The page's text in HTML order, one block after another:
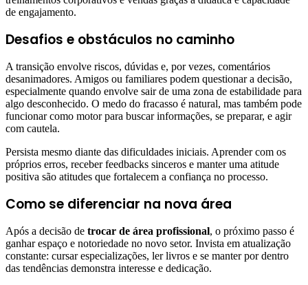
de engajamento.
Desafios e obstáculos no caminho
A transição envolve riscos, dúvidas e, por vezes, comentários
desanimadores. Amigos ou familiares podem questionar a decisão,
especialmente quando envolve sair de uma zona de estabilidade para
algo desconhecido. O medo do fracasso é natural, mas também pode
funcionar como motor para buscar informações, se preparar, e agir
com cautela.
Persista mesmo diante das dificuldades iniciais. Aprender com os
próprios erros, receber feedbacks sinceros e manter uma atitude
positiva são atitudes que fortalecem a confiança no processo.
Como se diferenciar na nova área
Após a decisão de trocar de área profissional, o próximo passo é
ganhar espaço e notoriedade no novo setor. Invista em atualização
constante: cursar especializações, ler livros e se manter por dentro
das tendências demonstra interesse e dedicação.